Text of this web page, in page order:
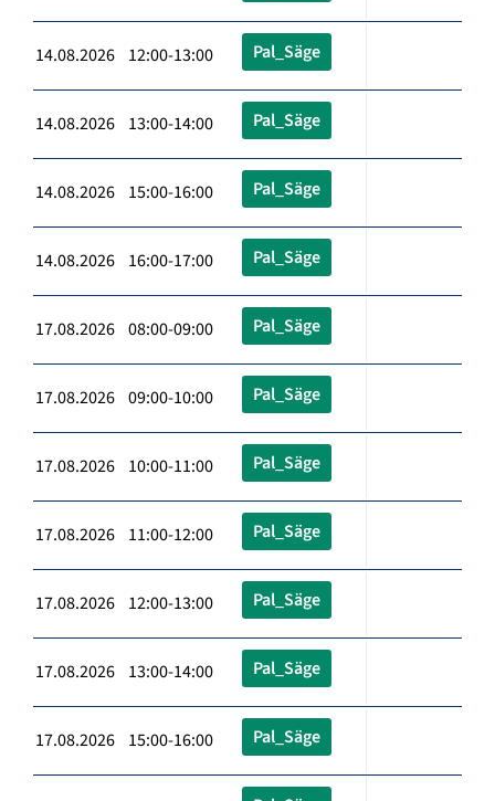
14.08.2026 12:00-13:00 Pal_Säge
14.08.2026 13:00-14:00 Pal_Säge
14.08.2026 15:00-16:00 Pal_Säge
14.08.2026 16:00-17:00 Pal_Säge
17.08.2026 08:00-09:00 Pal_Säge
17.08.2026 09:00-10:00 Pal_Säge
17.08.2026 10:00-11:00 Pal_Säge
17.08.2026 11:00-12:00 Pal_Säge
17.08.2026 12:00-13:00 Pal_Säge
17.08.2026 13:00-14:00 Pal_Säge
17.08.2026 15:00-16:00 Pal_Säge